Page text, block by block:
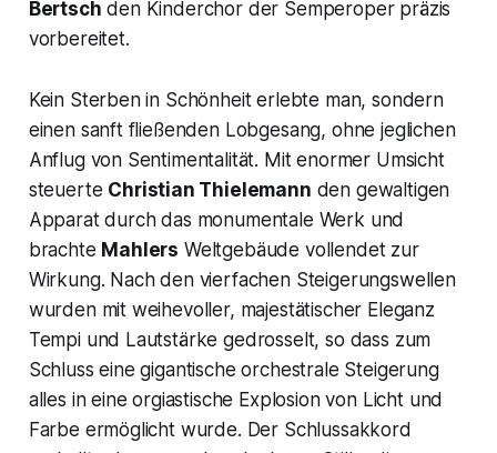
Bertsch den Kinderchor der Semperoper präzis
vorbereitet.
Kein Sterben in Schönheit erlebte man, sondern
einen sanft fließenden Lobgesang, ohne jeglichen
Anflug von Sentimentalität. Mit enormer Umsicht
steuerte Christian Thielemann den gewaltigen
Apparat durch das monumentale Werk und
brachte Mahlers Weltgebäude vollendet zur
Wirkung. Nach den vierfachen Steigerungswellen
wurden mit weihevoller, majestätischer Eleganz
Tempi und Lautstärke gedrosselt, so dass zum
Schluss eine gigantische orchestrale Steigerung
alles in eine orgiastische Explosion von Licht und
Farbe ermöglicht wurde. Der Schlussakkord